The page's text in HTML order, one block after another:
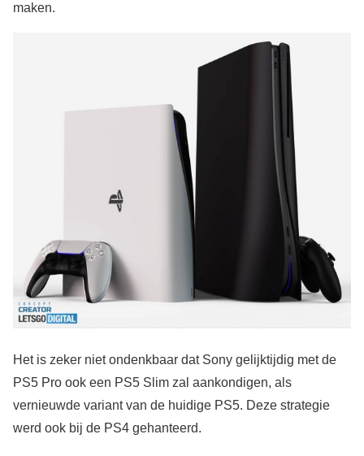
maken.
Het is zeker niet ondenkbaar dat Sony gelijktijdig met de
PS5 Pro ook een PS5 Slim zal aankondigen, als
vernieuwde variant van de huidige PS5. Deze strategie
werd ook bij de PS4 gehanteerd.